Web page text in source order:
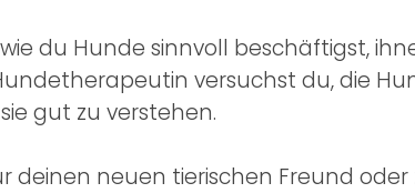
du Hunde sinnvoll beschäftigst,
versuchst du, die
gut zu verstehen.
deinen neuen tierischen Freund